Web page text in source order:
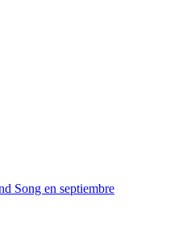
Song en septiembre